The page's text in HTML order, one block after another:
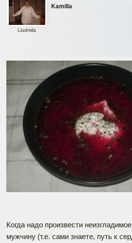
Kamilla
Liudmila
Когда надо произвести
мужчину (т.е. сами знаете, путь к